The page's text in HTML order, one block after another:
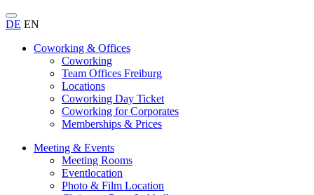
DE EN
Coworking & Offices
Coworking
Team Offices Freiburg
Locations
Coworking Day Ticket
Coworking for Corporates
Memberships & Prices
Meeting & Events
Meeting Rooms
Eventlocation
Photo & Film Location